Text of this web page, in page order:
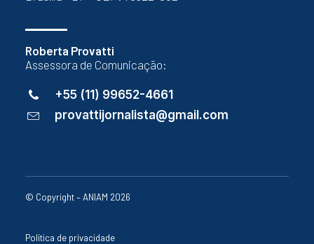
Roberta Provatti
Assessora de Comunicação:
+55 (11) 99652-4661
provattijornalista@gmail.com
© Copyright – ANIAM 2026
Política de privacidade